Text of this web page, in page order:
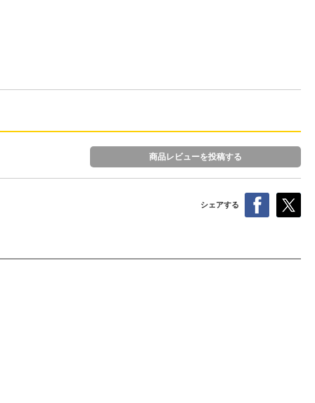
商品レビューを投稿する
シェアする